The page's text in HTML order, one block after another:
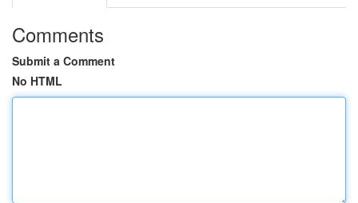
Comments
Submit a Comment
No HTML